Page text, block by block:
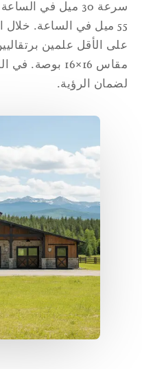
55 ميل في الساعة. خلال
الأقل علمين برتقاليين
مقاس 16×16 بوصة.
الرؤية.